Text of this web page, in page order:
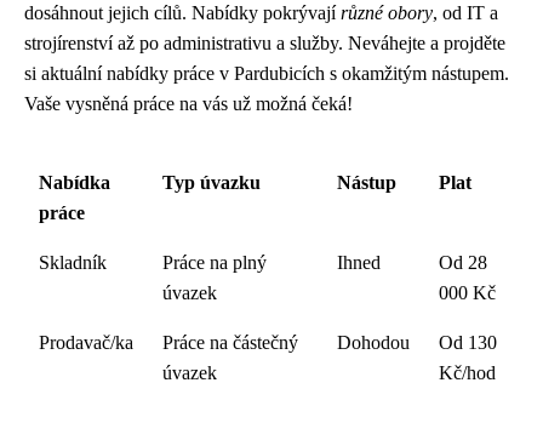
dosáhnout jejich cílů. Nabídky pokrývajírůzné obory, od IT a
strojírenství až po administrativu a služby. Neváhejte a projděte
si aktuální nabídky práce v Pardubicích s okamžitým nástupem.
Vaše vysněná práce na vás už možná čeká!
Nabídka
práce
Typ úvazku Nástup Plat
Skladník
Práce na plný
úvazek
Ihned
Od 28
000 Kč
Prodavač/ka
Práce na částečný
úvazek
Dohodou
Od 130
Kč/hod